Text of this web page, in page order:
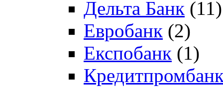
Дельта Банк (11)
Евробанк (2)
Експобанк (1)